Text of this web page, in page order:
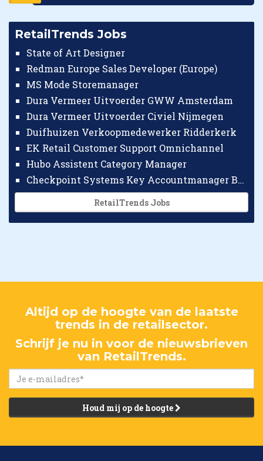
RetailTrends Jobs
State of Art Designer
Redman Europe Sales Developer (Europe)
MS Mode Storemanager
Dura Vermeer Uitvoerder GWW Amsterdam
Dura Vermeer Uitvoerder Civiel Nijmegen
Duifhuizen Verkoopmedewerker Ridderkerk
EK Retail Customer Support Omnichannel
Hubo Assistent Category Manager
Checkpoint Systems Key Accountmanager Benelux
RetailTrends Jobs
Altijd op de hoogte van de laatste
trends in de retailsector.
Schrijf je nu in voor de nieuwsbrieven
van RetailTrends.
Houd mij op de hoogte